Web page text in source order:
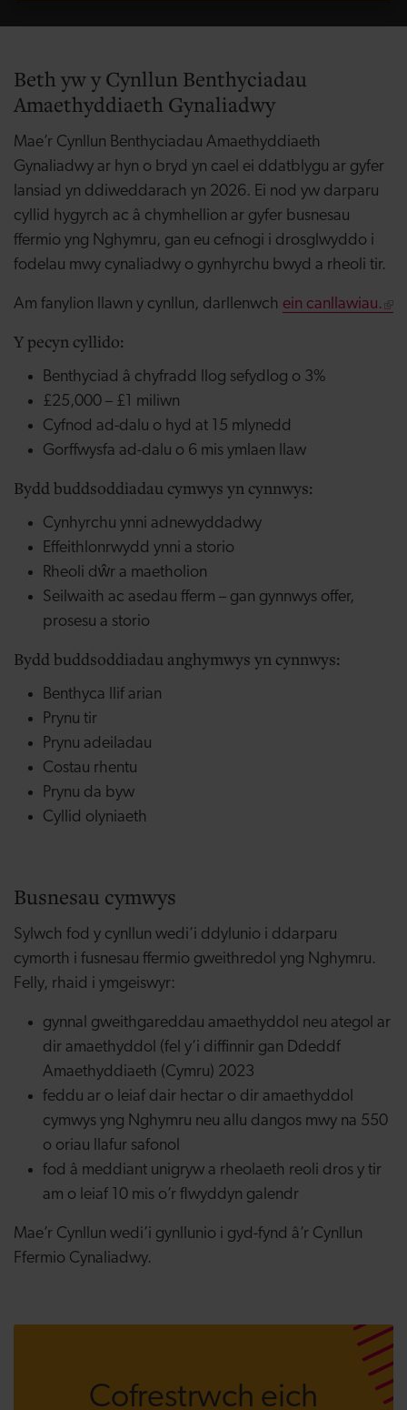
Beth yw y Cynllun Benthyciadau
Amaethyddiaeth Gynaliadwy
Mae’r Cynllun Benthyciadau Amaethyddiaeth
Gynaliadwy ar hyn o bryd yn cael ei ddatblygu ar gyfer
lansiad yn ddiweddarach yn 2026. Ei nod yw darparu
cyllid hygyrch ac â chymhellion ar gyfer busnesau
ffermio yng Nghymru, gan eu cefnogi i drosglwyddo i
fodelau mwy cynaliadwy o gynhyrchu bwyd a rheoli tir.
Am fanylion llawn y cynllun, darllenwch ein canllawiau.
Y pecyn cyllido:
Benthyciad â chyfradd llog sefydlog o 3%
£25,000 – £1 miliwn
Cyfnod ad-dalu o hyd at 15 mlynedd
Gorffwysfa ad-dalu o 6 mis ymlaen llaw
Bydd buddsoddiadau cymwys yn cynnwys:
Cynhyrchu ynni adnewyddadwy
Effeithlonrwydd ynni a storio
Rheoli dŵr a maetholion
Seilwaith ac asedau fferm – gan gynnwys offer,
prosesu a storio
Bydd buddsoddiadau anghymwys yn cynnwys:
Benthyca llif arian
Prynu tir
Prynu adeiladau
Costau rhentu
Prynu da byw
Cyllid olyniaeth
Busnesau cymwys
Sylwch fod y cynllun wedi’i ddylunio i ddarparu
cymorth i fusnesau ffermio gweithredol yng Nghymru.
Felly, rhaid i ymgeiswyr:
gynnal gweithgareddau amaethyddol neu ategol ar
dir amaethyddol (fel y’i diffinnir gan Ddeddf
Amaethyddiaeth (Cymru) 2023
feddu ar o leiaf dair hectar o dir amaethyddol
cymwys yng Nghymru neu allu dangos mwy na 550
o oriau llafur safonol
fod â meddiant unigryw a rheolaeth reoli dros y tir
am o leiaf 10 mis o’r flwyddyn galendr
Mae’r Cynllun wedi’i gynllunio i gyd-fynd â’r Cynllun
Ffermio Cynaliadwy.
Cofrestrwch eich